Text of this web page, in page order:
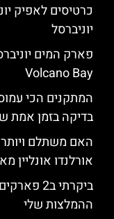
כרטיסים לאפיק
יוניברסל
Volcano Bay
המתקנים הכי
בדיקה בזמן אמת
האם משתלם ויותר
אורלנדו אונליין
ביקרתי
ההמלצות שלי